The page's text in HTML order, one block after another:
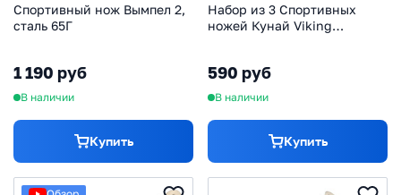
Спортивный нож Вымпел 2,
сталь 65Г
1 190 руб
В наличии
Купить
Набор из 3 Спортивных
ножей Кунай Viking
590 руб
В наличии
Купить